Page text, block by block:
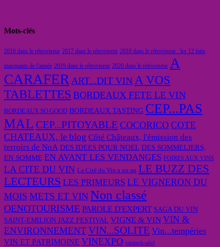
Mots-clés
2016 dans le rétroviseur 2017 dans le rétroviseur 2018 dans le rétroviseur : les 12 faits
marquants de l'année 2019 dans le rétroviseur 2020 dans le rétroviseur A
CARAFER ART...DIT VIN A VOS
TABLETTES BORDEAUX FETE LE VIN
BORDEAUX SO GOOD BORDEAUX TASTING CEP...PAS
MAL CEP...PITOYABLE COCORICO COTE
CHATEAUX, le blog Côté Châteaux, l'émission des
terroirs de NoA DES IDEES POUR NOEL DES SOMMELIERS,
EN SOMME EN AVANT LES VENDANGES FOIRES AUX VINS
LA CITE DU VIN La Cité du Vin a un an LE BUZZ DES
LECTEURS LES PRIMEURS LE VIGNERON DU
MOIS METS ET VIN Non classé
OENOTOURISME PAROLE D'EXPERT SAGA DU VIN
SAINT-EMILION JAZZ FESTIVAL VIGNE & VIN VIN &
ENVIRONNEMENTVIN...SOLITE Vin...tempéries
VIN ET PATRIMOINE VINEXPO vinitech-sifel